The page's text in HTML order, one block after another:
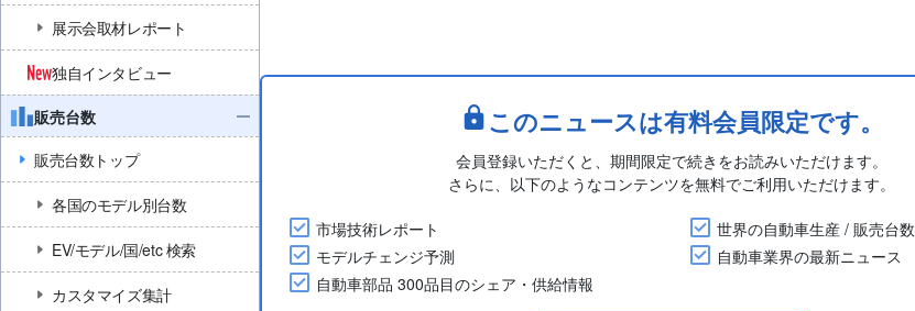
展示会取材レポート
独自インタビュー
販売台数
販売台数トップ
各国のモデル別台数
EV/モデル/国/etc 検索
カスタマイズ集計
早く障害物を検知し、世....
このニュースは有料会員限定です。
会員登録いただくと、期間限定で続きをお読みいただけます。
さらに、以下のようなコンテンツを無料でご利用いただけます。
市場技術レポート
世界の自動車生産 / 販売台数
モデルチェンジ予測
自動車業界の最新ニュース
自動車部品 300品目のシェア・供給情報